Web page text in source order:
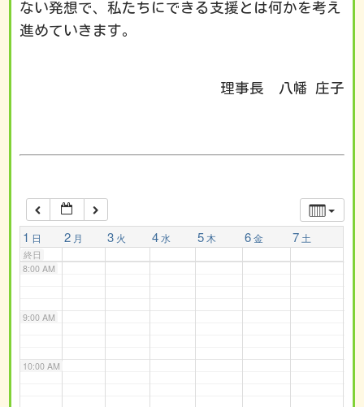
ない発想で、私たちにできる支援とは何かを考え
進めていきます。
理事長 八幡 庄子
1 日 2 月 3 火 4水 5 木 6金 7 土
終日
3:00 AM
7:00 AM
8:00 AM
9:00 AM
10:00 AM